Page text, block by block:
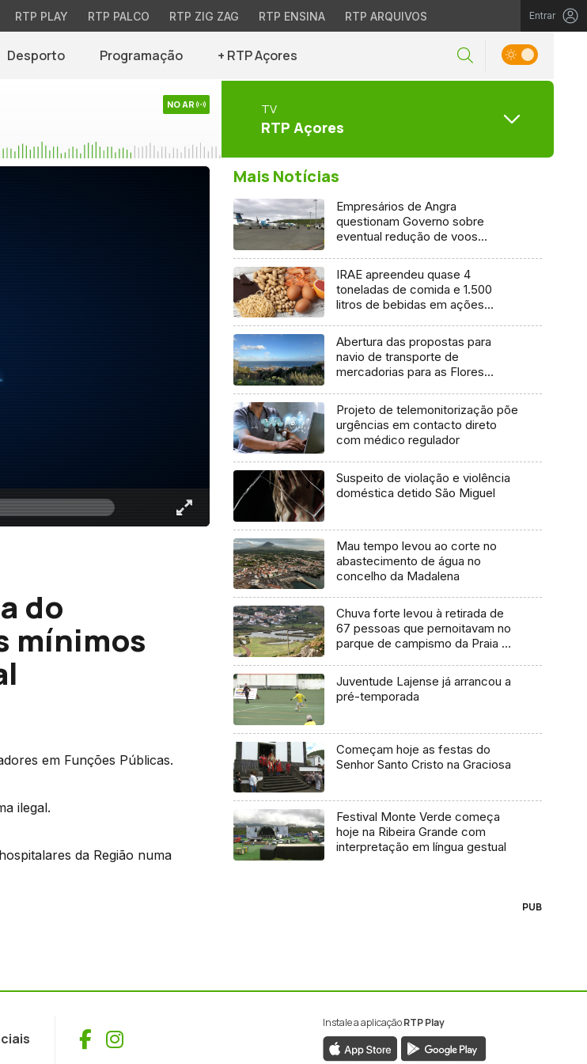
RTP PLAY RTP PALCO RTP ZIG ZAG RTP ENSINA RTP ARQUIVOS Entrar
Desporto Programação + RTP Açores
NO AR TV
RTP Açores
do
mínimos
em Funções Públicas.
ilegal.
da Região numa
Mais Notícias
Empresários de Angra
questionam Governo sobre
eventual redução de voos
IRAE apreendeu quase 4
toneladas de comida e 1.500
litros de bebidas em ações
Abertura das propostas para
navio de transporte de
mercadorias para as Flores
Projeto de telemonitorização põe
urgências em contacto direto
com médico regulador
Suspeito de violação e violência
doméstica detido São Miguel
Mau tempo levou ao corte no
abastecimento de água no
concelho da Madalena
Chuva forte levou à retirada de
67 pessoas que pernoitavam no
parque de campismo da Praia da
Juventude Lajense já arrancou a
pré-temporada
Começam hoje as festas do
Senhor Santo Cristo na Graciosa
Festival Monte Verde começa
hoje na Ribeira Grande com
interpretação em língua gestual
PUB
Facebook
Instagram
Instale a aplicaçãoRTP Play